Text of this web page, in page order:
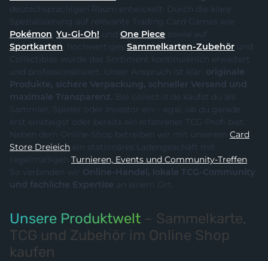
deutschsprachigen Raum entwickelt. Durch die klare
Spezialisierung auf relevante Trading Card Games wie
Pokémon, Yu-Gi-Oh! und One Piece sowie auf
Sportkarten , hochwertiges Sammelkarten-Zubehör
Collectibles wurde das Sortiment kontinuierlich erweitert
und professionalisiert. Unser Anspruch ist klar: originale
Produkte, sichere Verpackung, schneller Versand und
maximale Transparenz. Bei collect-it.de kaufst du als
Sammler, Spieler oder Investor ein – egal, ob du gerade
erst einsteigst oder bereits ein erfahrener TCG-Profi bist.
Neben dem Online-Shop betreiben wir mit unserem Card
Store Dreieich ein stationäres Ladengeschäft mit
regelmäßigen
Turnieren, Events und Community-Treffen.
So verbinden wir Online-Handel, lokale TCG-Community
und fachliche Expertise an einem Ort.
Unsere Produktwelt – Sammelkarte,
TCG und Zubehör im Online Shop
kaufen